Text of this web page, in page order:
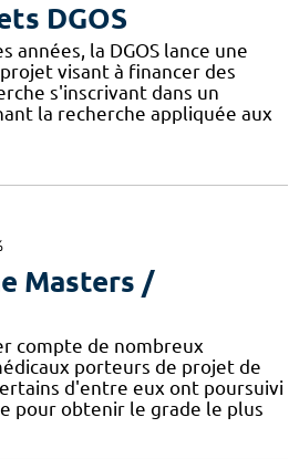
DGOS
années, la DGOS lance une
visant à financer des
s'inscrivant dans un
la recherche appliquée aux
Masters /
compte de nombreux
porteurs de projet de
d'entre eux ont poursuivi
pour obtenir le grade le plus